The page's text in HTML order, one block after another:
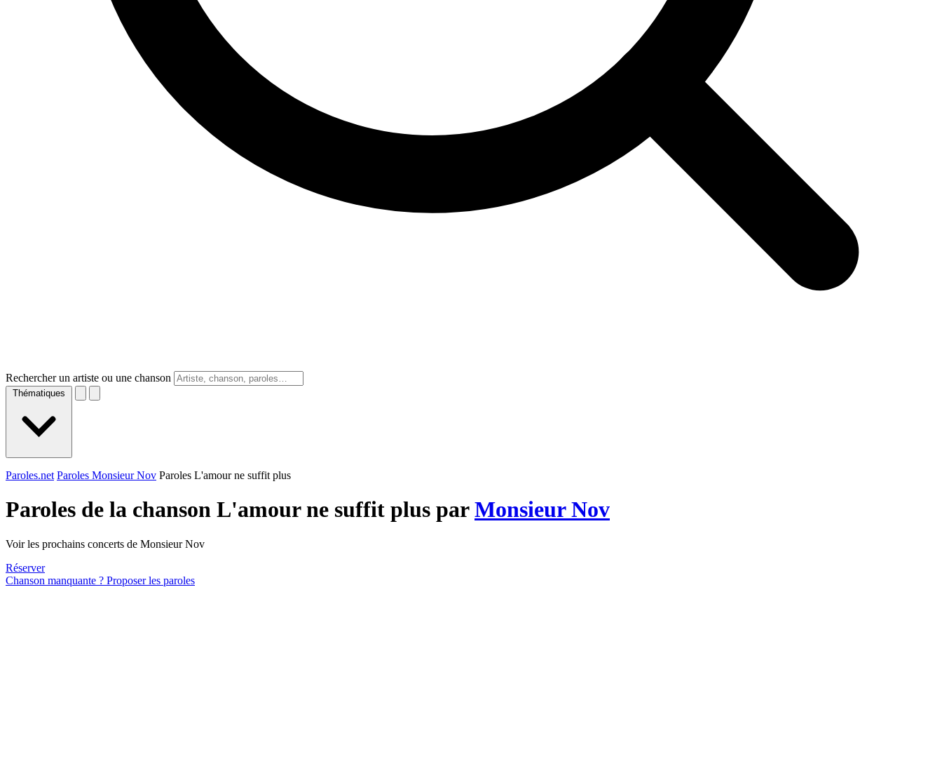
Rechercher un artiste ou une chanson
Thématiques
Paroles.net Paroles Monsieur Nov Paroles L'amour ne suffit plus
Paroles de la chanson L'amour ne suffit plus parMonsieur Nov
Voir les prochains concerts de Monsieur Nov
Réserver
Chanson manquante ? Proposer les paroles